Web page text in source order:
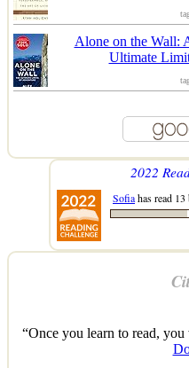
Alone on the Wall:
Ultimate
2022
Sofiahas read 13
“Once you learn to read,